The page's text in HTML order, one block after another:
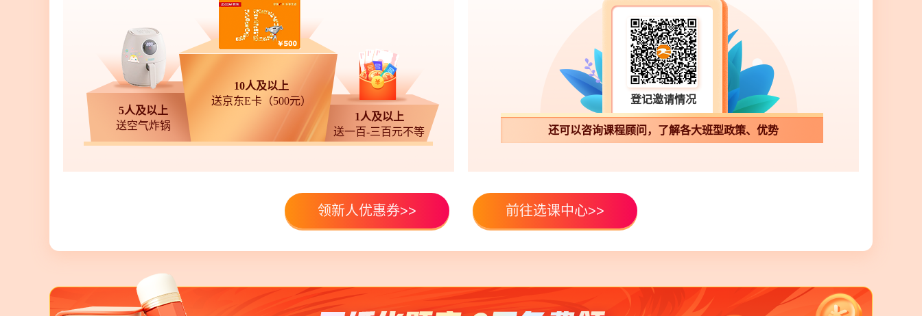
5人及以上
送空气炸锅
10人及以上
送京东E卡（500元）
1人及以上
送一百-三百元不等
登记邀请情况
还可以咨询课程顾问，了解各大班型政策、优势
领新人优惠券>> 前往选课中心>>